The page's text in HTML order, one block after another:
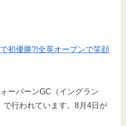
初優勝?!全英オープンで笑顔
ーバーンGC（イングラン
で行われています。8月4日が